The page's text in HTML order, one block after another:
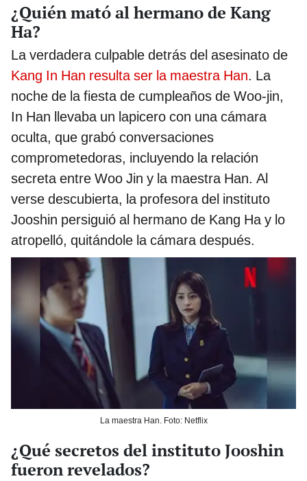
¿Quién mató al hermano de Kang
Ha?
La verdadera culpable detrás del asesinato de
Kang In Han resulta ser la maestra Han. La
noche de la fiesta de cumpleaños de Woo-jin,
In Han llevaba un lapicero con una cámara
oculta, que grabó conversaciones
comprometedoras, incluyendo la relación
secreta entre Woo Jin y la maestra Han. Al
verse descubierta, la profesora del instituto
Jooshin persiguió al hermano de Kang Ha y lo
atropelló, quitándole la cámara después.
La maestra Han. Foto: Netflix
¿Qué secretos del instituto Jooshin
fueron revelados?